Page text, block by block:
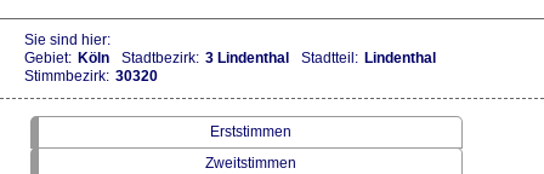
Sie sind hier:
Gebiet: Köln Stadtbezirk: 3 Lindenthal Stadtteil: Lindenthal
Stimmbezirk: 30320
Erststimmen
Zweitstimmen